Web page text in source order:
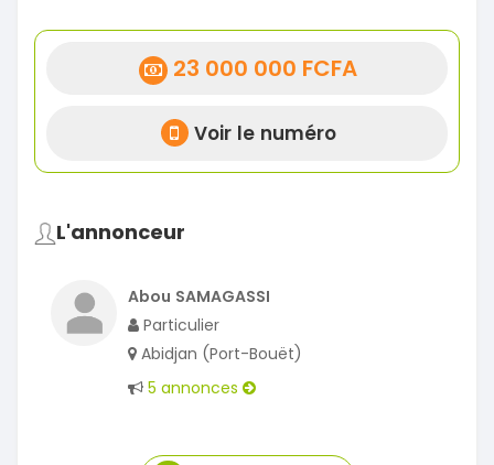
23 000 000 FCFA
Voir le numéro
L'annonceur
Abou SAMAGASSI
Particulier
Abidjan (Port-Bouët)
5 annonces